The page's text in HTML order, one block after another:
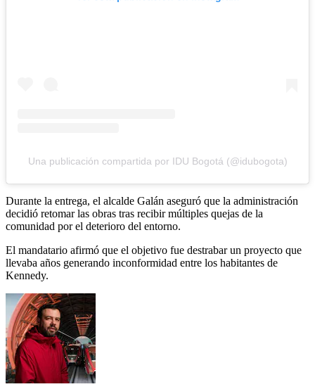
Una publicación compartida por IDU Bogotá (@idubogota)
Durante la entrega, el alcalde Galán aseguró que la administración
decidió retomar las obras tras recibir múltiples quejas de la
comunidad por el deterioro del entorno.
El mandatario afirmó que el objetivo fue destrabar un proyecto que
llevaba años generando inconformidad entre los habitantes de
Kennedy.